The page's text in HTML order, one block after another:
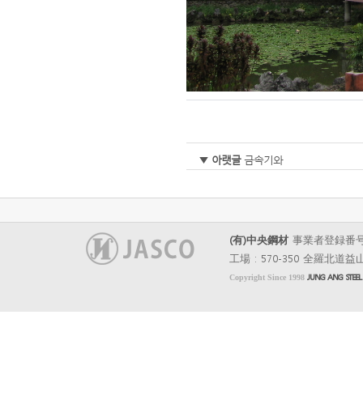
▼ 아랫글금속기와
(有)中央鋼材 事業者登録番
工場 : 570-350 全羅北道益
Copyright Since 1998 JUNG ANG STEEL